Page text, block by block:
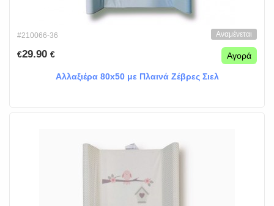
#210066-36 Αναμένεται
€29.90 € Αγορά
Αλλαξιέρα 80x50 με Πλαινά Ζέβρες Σιελ